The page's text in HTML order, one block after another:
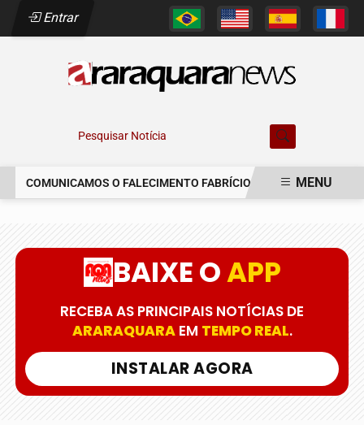
Entrar
Pesquisar Notícia
COMUNICAMOS O FALECIMENTO FABRÍCIO AUGUSTO FERREIRA
MENU
BAIXE OAPP
RECEBA AS PRINCIPAIS NOTÍCIAS DE
ARARAQUARAEM TEMPO REAL.
INSTALAR AGORA